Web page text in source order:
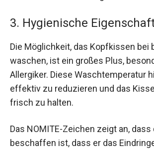
3. Hygienische
Die Möglichkeit, das Kopfkissen bei
waschen, ist ein großes Plus,
Allergiker. Diese Waschtemperatur
effektiv zu reduzieren und das
frisch zu halten.
Das NOMITE-Zeichen zeigt an,
beschaffen ist, dass er das